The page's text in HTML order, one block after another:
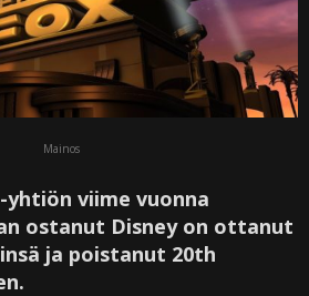
Mainos
yhtiön viime vuonna
ostanut Disney on ottanut
ja poistanut 20th